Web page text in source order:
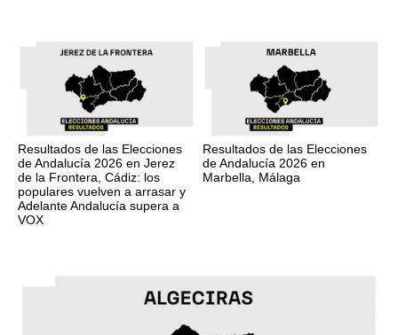
Resultados de las Elecciones
de Andalucía 2026 en Jerez
de la Frontera, Cádiz: los
populares vuelven a arrasar y
Adelante Andalucía supera a
VOX
Resultados de las Elecciones
de Andalucía 2026 en
Marbella, Málaga